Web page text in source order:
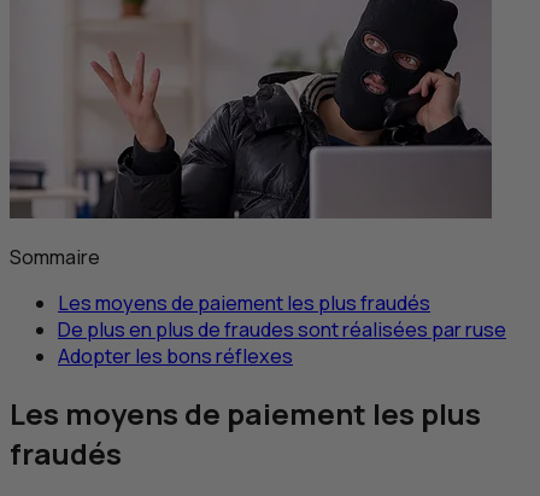
Sommaire
Les moyens de paiement les plus fraudés
De plus en plus de fraudes sont réalisées par ruse
Adopter les bons réflexes
Les moyens de paiement les plus
fraudés